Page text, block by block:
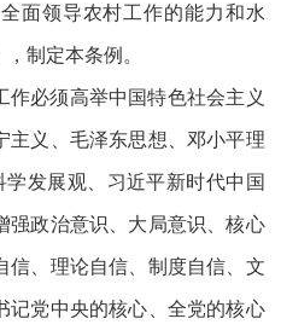
面领导农村工作的能力和水
制定本条例。
须高举中国特色社会主义
主义、毛泽东思想、邓小平理
学发展观、习近平新时代中国
强政治意识、大局意识、核心
信、理论自信、制度自信、文
记党中央的核心、全党的核心